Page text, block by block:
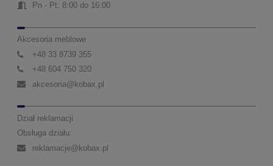
Pn - Pt: 8:00 do 16:00
Akcesoria meblowe
+48 33 8739 355
+48 604 750 320
akcesoria@kobax.pl
Dział reklamacji
Obsługa działu:
reklamacje@kobax.pl